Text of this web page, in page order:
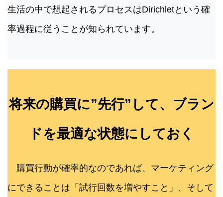
生活の中で想起されるプロセスはDirichletという確
率過程に従うことが知られています。
将来の購買に”先行”して、ブラン
ドを最適な状態にしておく
購買行動が確率的なのであれば、マーケティング
にできることは「試行回数を増やすこと」、そして